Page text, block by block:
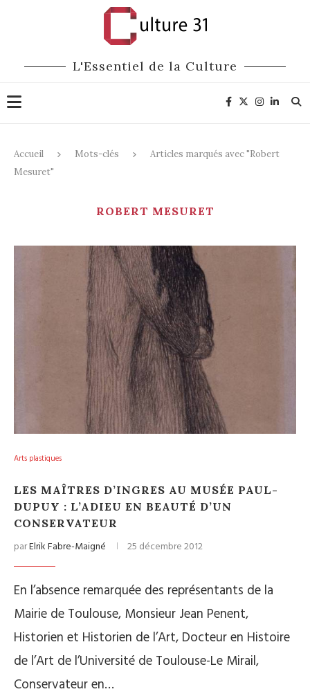
L'Essentiel de la Culture
Accueil Mots-clés
Articles marqués avec "Robert
Mesuret"
ROBERT MESURET
Arts plastiques
LES MAÎTRES D’INGRES AU MUSÉE PAUL-
DUPUY : L’ADIEU EN BEAUTÉ D’UN
CONSERVATEUR
parElrik Fabre-Maigné 25 décembre 2012
En l’absence remarquée des représentants de la
Mairie de Toulouse, Monsieur Jean Penent,
Historien et Historien de l’Art, Docteur en Histoire
de l’Art de l’Université de Toulouse-Le Mirail,
Conservateur en…